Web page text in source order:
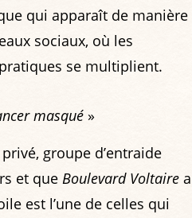
qui apparaît de manière
sociaux, où les
se multiplient.
masqué »
groupe d’entraide
et que Boulevard Voltaire a
est l’une de celles qui